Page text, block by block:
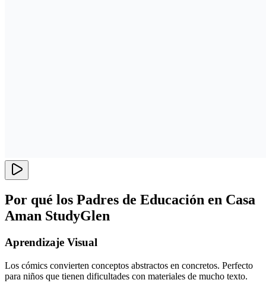
Por qué los Padres de Educación en Casa
Aman StudyGlen
Aprendizaje Visual
Los cómics convierten conceptos abstractos en concretos. Perfecto
para niños que tienen dificultades con materiales de mucho texto.